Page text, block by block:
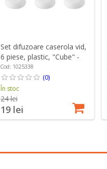
Set difuzoare caserola vid,
6 piese, plastic, "Cube" -
Zwilling
Cod: 1025338
(0)
În stoc
24 lei
19 lei